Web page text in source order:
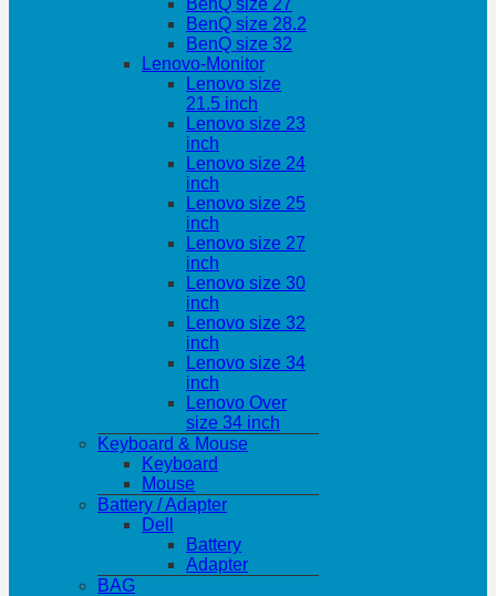
BenQ size 27
BenQ size 28.2
BenQ size 32
Lenovo-Monitor
Lenovo size
21.5 inch
Lenovo size 23
inch
Lenovo size 24
inch
Lenovo size 25
inch
Lenovo size 27
inch
Lenovo size 30
inch
Lenovo size 32
inch
Lenovo size 34
inch
Lenovo Over
size 34 inch
Keyboard & Mouse
Keyboard
Mouse
Battery / Adapter
Dell
Battery
Adapter
BAG